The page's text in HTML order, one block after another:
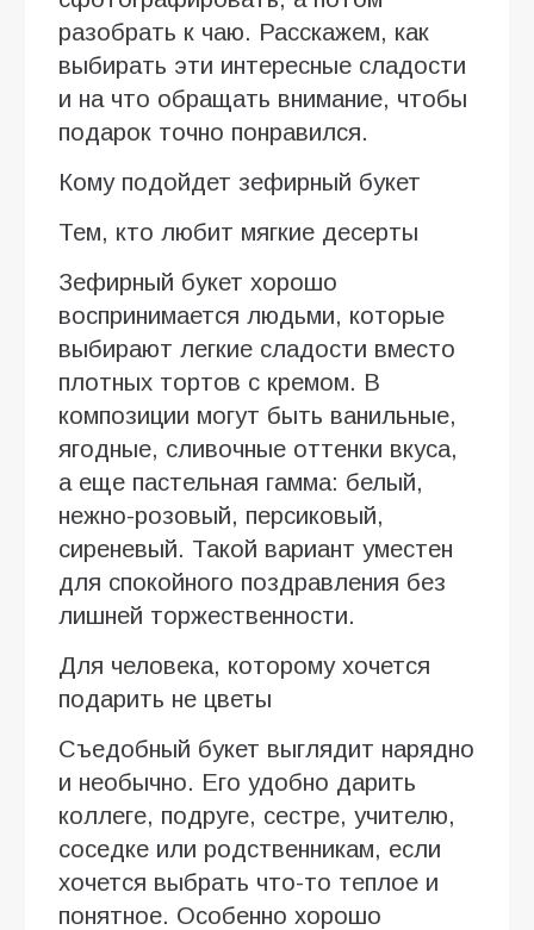
разобрать к чаю. Расскажем, как
выбирать эти интересные сладости
и на что обращать внимание, чтобы
подарок точно понравился.
Кому подойдет зефирный букет
Тем, кто любит мягкие десерты
Зефирный букет хорошо
воспринимается людьми, которые
выбирают легкие сладости вместо
плотных тортов с кремом. В
композиции могут быть ванильные,
ягодные, сливочные оттенки вкуса,
а еще пастельная гамма: белый,
нежно-розовый, персиковый,
сиреневый. Такой вариант уместен
для спокойного поздравления без
лишней торжественности.
Для человека, которому хочется
подарить не цветы
Съедобный букет выглядит нарядно
и необычно. Его удобно дарить
коллеге, подруге, сестре, учителю,
соседке или родственникам, если
хочется выбрать что-то теплое и
понятное. Особенно хорошо